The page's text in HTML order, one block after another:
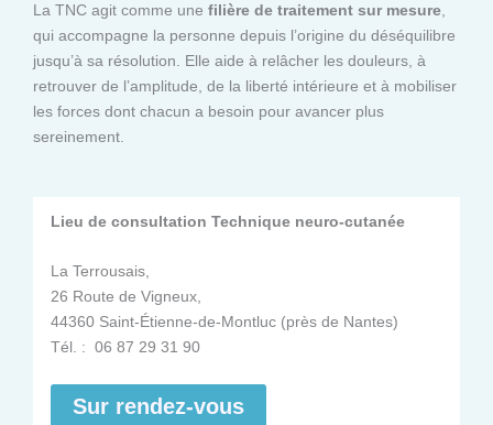
La TNC agit comme une filière de traitement sur mesure,
qui accompagne la personne depuis l’origine du déséquilibre
jusqu’à sa résolution. Elle aide à relâcher les douleurs, à
retrouver de l’amplitude, de la liberté intérieure et à mobiliser
les forces dont chacun a besoin pour avancer plus
sereinement.
Lieu de consultation Technique neuro-cutanée
La Terrousais,
26 Route de Vigneux,
44360 Saint-Étienne-de-Montluc (près de Nantes)
Tél. : 06 87 29 31 90
Sur rendez-vous